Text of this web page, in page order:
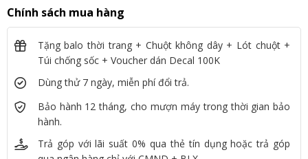
Chính sách mua hàng
Tặng balo thời trang + Chuột không dây + Lót chuột +
Túi chống sốc + Voucher dán Decal 100K
Dùng thử 7 ngày, miễn phí đổi trả.
Bảo hành 12 tháng, cho mượn máy trong thời gian bảo
hành.
Trả góp với lãi suất 0% qua thẻ tín dụng hoặc trả góp